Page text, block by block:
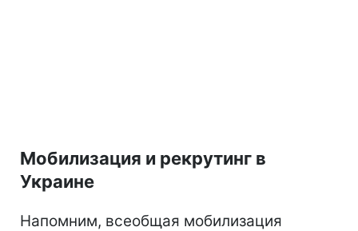
Мобилизация и рекрутинг в
Украине
Напомним, всеобщая мобилизация